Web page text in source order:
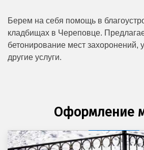
Берем на себя помощь в
кладбищах в Череповце.
бетонирование мест захоронений,
другие услуги.
Оформление